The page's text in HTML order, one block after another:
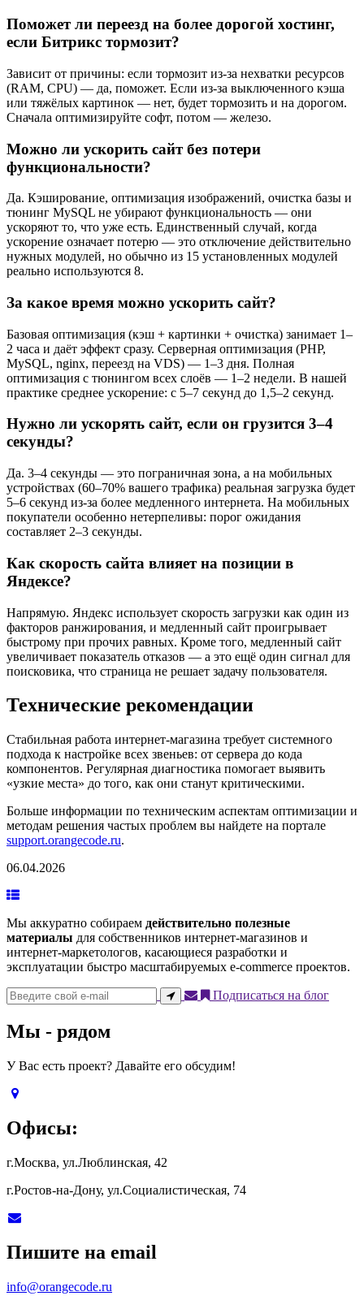
Поможет ли переезд на более дорогой хостинг,
если Битрикс тормозит?
Зависит от причины: если тормозит из-за нехватки ресурсов
(RAM, CPU) — да, поможет. Если из-за выключенного кэша
или тяжёлых картинок — нет, будет тормозить и на дорогом.
Сначала оптимизируйте софт, потом — железо.
Можно ли ускорить сайт без потери
функциональности?
Да. Кэширование, оптимизация изображений, очистка базы и
тюнинг MySQL не убирают функциональность — они
ускоряют то, что уже есть. Единственный случай, когда
ускорение означает потерю — это отключение действительно
нужных модулей, но обычно из 15 установленных модулей
реально используются 8.
За какое время можно ускорить сайт?
Базовая оптимизация (кэш + картинки + очистка) занимает 1–
2 часа и даёт эффект сразу. Серверная оптимизация (PHP,
MySQL, nginx, переезд на VDS) — 1–3 дня. Полная
оптимизация с тюнингом всех слоёв — 1–2 недели. В нашей
практике среднее ускорение: с 5–7 секунд до 1,5–2 секунд.
Нужно ли ускорять сайт, если он грузится 3–4
секунды?
Да. 3–4 секунды — это пограничная зона, а на мобильных
устройствах (60–70% вашего трафика) реальная загрузка будет
5–6 секунд из-за более медленного интернета. На мобильных
покупатели особенно нетерпеливы: порог ожидания
составляет 2–3 секунды.
Как скорость сайта влияет на позиции в
Яндексе?
Напрямую. Яндекс использует скорость загрузки как один из
факторов ранжирования, и медленный сайт проигрывает
быстрому при прочих равных. Кроме того, медленный сайт
увеличивает показатель отказов — а это ещё один сигнал для
поисковика, что страница не решает задачу пользователя.
Технические рекомендации
Стабильная работа интернет-магазина требует системного
подхода к настройке всех звеньев: от сервера до кода
компонентов. Регулярная диагностика помогает выявить
«узкие места» до того, как они станут критическими.
Больше информации по техническим аспектам оптимизации и
методам решения частых проблем вы найдете на портале
support.orangecode.ru.
06.04.2026
Мы аккуратно собираем действительно полезные
материалы для собственников интернет-магазинов и
интернет-маркетологов, касающиеся разработки и
эксплуатации быстро масштабируемых e-commerce проектов.
Подписаться на блог
Мы - рядом
У Вас есть проект? Давайте его обсудим!
Офисы:
г.Москва, ул.Люблинская, 42
г.Ростов-на-Дону, ул.Социалистическая, 74
Пишите на email
info@orangecode.ru